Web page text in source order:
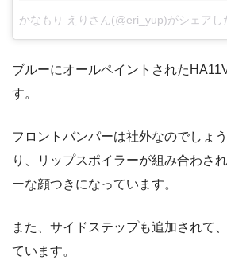
かなもり えりさん(@eri_yup)がシェアし
ブルーにオールペイントされた
す。
フロントバンパーは社外なのでしょ
り、リップスポイラーが組み合わさ
ーな顔つきになっています。
また、サイドステップも追加されて
ています。